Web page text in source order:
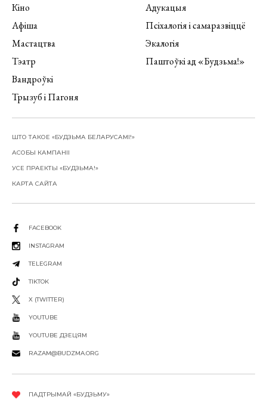
Кіно
Афіша
Мастацтва
Тэатр
Вандроўкі
Трызуб і Пагоня
Адукацыя
Псіхалогія і самаразвіццё
Экалогія
Паштоўкі ад «Будзьма!»
ШТО ТАКОЕ «БУДЗЬМА БЕЛАРУСАМІ!»
АСОБЫ КАМПАНІІ
УСЕ ПРАЕКТЫ «БУДЗЬМА!»
КАРТА САЙТА
FACEBOOK
INSTAGRAM
TELEGRAM
TIKTOK
X (TWITTER)
YOUTUBE
YOUTUBE ДЗЕЦЯМ
RAZAM@BUDZMA.ORG
ПАДТРЫМАЙ «БУДЗЬМУ»